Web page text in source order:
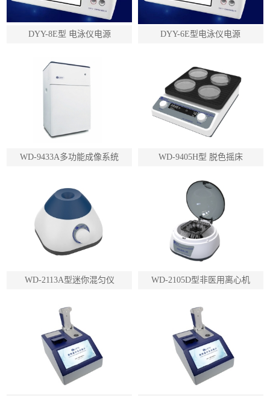
DYY-8E型 电泳仪电源 DYY-6E型电泳仪电源
WD-9433A多功能成像系统 WD-9405H型 脱色摇床
WD-2113A型迷你混匀仪 WD-2105D型非医用离心机